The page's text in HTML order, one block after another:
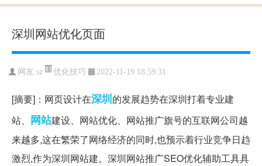
深圳网站优化页面
网友:sz 优化技巧 2022-11-19 18:59:31
[摘要]：网页设计在深圳的发展趋势在深圳打着专业建
站、 网站建设、网站优化、网站推广旗号的互联网公司越
来越多,这在繁荣了网络经济的同时,也预示着行业竞争日趋
激烈,作为深圳网站建。深圳网站推广SEO优化辅助工具具